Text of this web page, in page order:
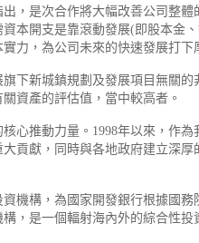
，是次合作將大幅改善公司整
本開支是靠滾動發展(即股本
力，為公司未來的快速發展打下
下新城鎮規劃及發展項目無關
資產的評估值，當中較高者。
心推動力量。1998年以來，作
貢獻，同時與各地政府建立深
機構，為國家開發銀行根據國
，是一個輻射海內外的綜合性投